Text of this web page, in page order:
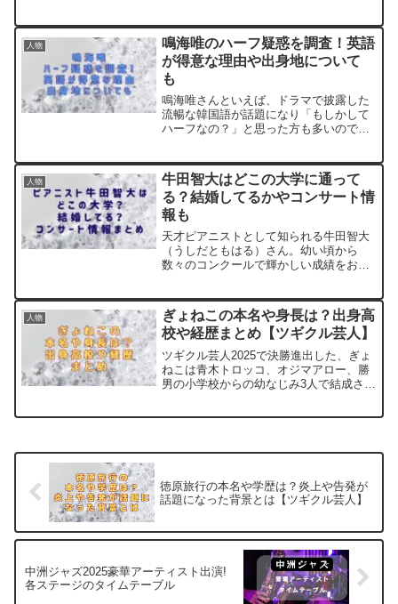
が強い金澤TKCファクトリーさんです
が、そのバックボー...
人物
鳴海唯のハーフ疑惑を調査！英語
が得意な理由や出身地について
も
鳴海唯さんといえば、ドラマで披露した
流暢な韓国語が話題になり「もしかして
ハーフなの？」と思った方も多いのでは
音を持っていることでも知られていま
す。そんな国際的な雰囲気や...
人物
牛田智大はどこの大学に通って
る？結婚してるかやコンサート情
報も
天才ピアニストとして知られる牛田智大
（うしだともはる）さん。幼い頃から
数々のコンクールで輝かしい成績をおさ
が、どこの大学に通っているのか気にな
っている方も多いのではない...
人物
ぎょねこの本名や身長は？出身高
校や経歴まとめ【ツギクル芸人】
ツギクル芸人2025で決勝進出した、ぎょ
ねこは青木トロッコ、オジマアロー、勝
男の小学校からの幼なじみ3人で結成され
徳原旅行の本名や学歴は？炎上や告発が
話題になった背景とは【ツギクル芸人】
中洲ジャズ2025豪華アーティスト出演!
各ステージのタイムテーブル